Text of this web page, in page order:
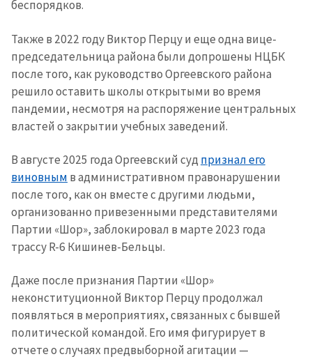
беспорядков.
Также в 2022 году Виктор Перцу и еще одна вице-
председательница района были допрошены НЦБК
после того, как руководство Оргеевского района
решило оставить школы открытыми во время
пандемии, несмотря на распоряжение центральных
властей о закрытии учебных заведений.
В августе 2025 года Оргеевский суд признал его
виновным в административном правонарушении
после того, как он вместе с другими людьми,
организованно привезенными представителями
Партии «Шор», заблокировал в марте 2023 года
трассу R-6 Кишинев-Бельцы.
Даже после признания Партии «Шор»
неконституционной Виктор Перцу продолжал
появляться в мероприятиях, связанных с бывшей
политической командой. Его имя фигурирует в
отчете о случаях предвыборной агитации —